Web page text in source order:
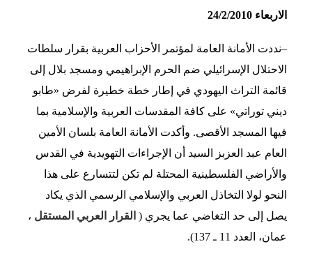
الاربعاء 24/2/2010
–نددت الأمانة العامة لمؤتمر الأحزاب العربية بقرار سلطات
الاحتلال الإسرائيلي ضم الحرم الإبراهيمي ومسجد بلال إلى
قائمة التراث اليهودي في إطار خطة خطيرة لفرض «طابو
ديني توراتي» على كافة المقدسات العربية والإسلامية بما
فيها المسجد الأقصى. وأكدت الأمانة العامة بلسان الأمين
العام عبد العزبز السيد أن الإجراءات التهويدية في القدس
والأراضي الفلسطينية المحتلة لم تكن لتتسارع على هذا
النحو لولا التخاذل العربي والإسلامي الرسمي الذي يكاد
يصل إلى حد التغاضي عما يجري ( القرار العربي المستقل ،
عمان، العدد 11 ـ 137).